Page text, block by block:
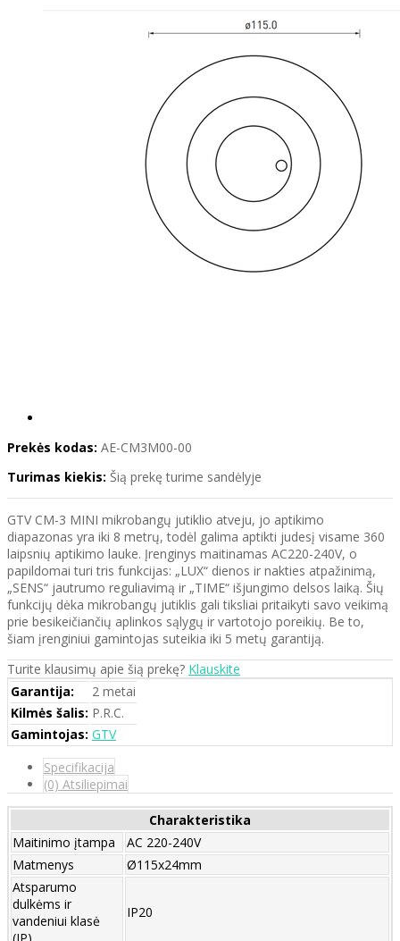
Prekės kodas: AE-CM3M00-00
Turimas kiekis: Šią prekę turime sandėlyje
GTV CM-3 MINI mikrobangų jutiklio atveju, jo aptikimo
diapazonas yra iki 8 metrų, todėl galima aptikti judesį visame 360 ​​
laipsnių aptikimo lauke. Įrenginys maitinamas AC220-240V, o
papildomai turi tris funkcijas: „LUX“ dienos ir nakties atpažinimą,
„SENS“ jautrumo reguliavimą ir „TIME“ išjungimo delsos laiką. Šių
funkcijų dėka mikrobangų jutiklis gali tiksliai pritaikyti savo veikimą
prie besikeičiančių aplinkos sąlygų ir vartotojo poreikių. Be to,
šiam įrenginiui gamintojas suteikia iki 5 metų garantiją.
Turite klausimų apie šią prekę? Klauskite
Garantija:
2 metai
Kilmės šalis: P.R.C.
Gamintojas: GTV
Specifikacija
(0) Atsiliepimai
Charakteristika
Maitinimo įtampa
AC 220-240V
Matmenys
Ø115x24mm
Atsparumo
dulkėms ir
vandeniui klasė
IP20